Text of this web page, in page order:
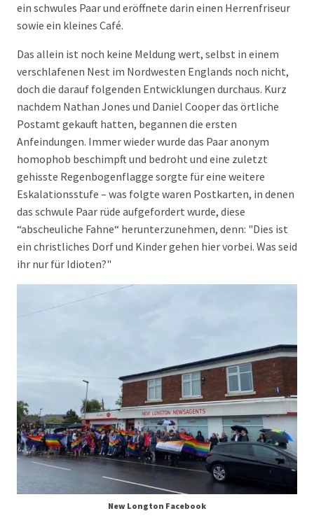
ein schwules Paar und eröffnete darin einen Herrenfriseur
sowie ein kleines Café.
Das allein ist noch keine Meldung wert, selbst in einem
verschlafenen Nest im Nordwesten Englands noch nicht,
doch die darauf folgenden Entwicklungen durchaus. Kurz
nachdem Nathan Jones und Daniel Cooper das örtliche
Postamt gekauft hatten, begannen die ersten
Anfeindungen. Immer wieder wurde das Paar anonym
homophob beschimpft und bedroht und eine zuletzt
gehisste Regenbogenflagge sorgte für eine weitere
Eskalationsstufe – was folgte waren Postkarten, in denen
das schwule Paar rüde aufgefordert wurde, diese
“abscheuliche Fahne“ herunterzunehmen, denn: "Dies ist
ein christliches Dorf und Kinder gehen hier vorbei. Was seid
ihr nur für Idioten?"
New Longton Facebook